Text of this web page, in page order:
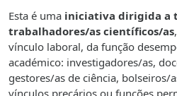
Esta é uma iniciativa dirigida a
trabalhadores/as científicos/as
vínculo laboral, da função
académico: investigadores/as,
gestores/as de ciência, bolseiros/